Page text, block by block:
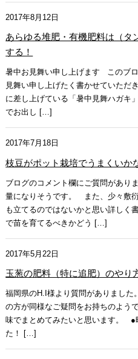
2017年8月12日
あらゆる堆肥・有機肥料は（タ
する！
暑中お見舞い申し上げます このブ
見舞い申し上げたく書かせていただ
に差し上げている「暑中見舞ハガキ
でお出し […]
2017年7月18日
枝豆がポット栽培でうまくいか
ブログのコメント欄にご質問があり
量になりそうです。 また、少々敷
も立てるのではないかと思い詳しく
で苗を育てるべきかどう […]
2017年5月22日
玉葱の肥料（特に追肥）のやり
福岡県のH.I様より質問がありました
の方が同様なご疑問をお持ちのよう
味でまとめてみたいと思います。 ●
た！ […]